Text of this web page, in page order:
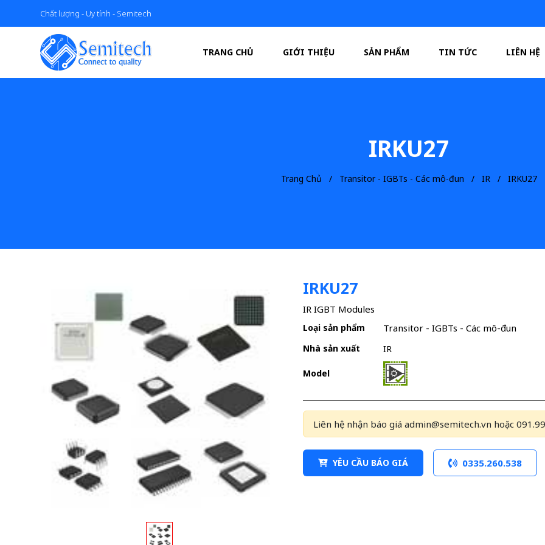
Chất lượng - Uy tính - Semitech
TRANG CHỦ GIỚI THIỆU SẢN PHẨM TIN TỨC LIÊN HỆ
IRKU27
Trang Chủ Transitor - IGBTs - Các mô-đun IR IRKU27
IRKU27
IR IGBT Modules
Loại sản phẩm Transitor - IGBTs - Các mô-đun
Nhà sản xuất IR
Model
Liên hệ nhận báo giá admin@semitech.vn hoặc
YÊU CẦU BÁO GIÁ 0335.260.538